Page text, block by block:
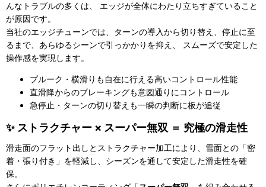
んなトラブルの多くは、 エッジが全体にわたり立ちすぎていること
が原因です。
当社のエッジチューンでは、ターンの導入から切り替え、停止に至
るまで、あらゆるシーンで引っかかりを抑え、 スムーズで安定した
操作感を実現します。
プルーク・横滑りも自在に行える高いコントロール性能
直滑降からのブレーキングも意図通りにコントロール
急停止・ターンの切り替えも一瞬の判断に板が追従
✨ ストラクチャー × スーパー無双 ＝ 究極の滑走性
滑走面のフラット出しとストラクチャー加工により、雪面との「密
着・張り付き」を軽減し、シーズンを通して安定した滑走性を確
保。